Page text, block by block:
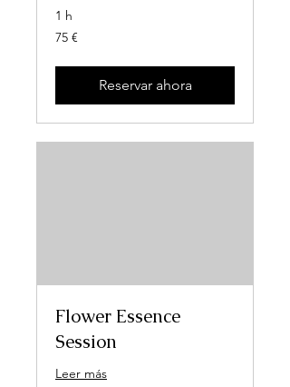
1 h
75
euros
75 €
Reservar ahora
Flower Essence
Session
Leer más